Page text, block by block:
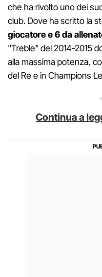
che ha rivolto uno dei
club. Dove ha scritto la
giocatore e 6 da
"Treble" del 2014-2015
alla massima potenza,
del Re e in Champions
Continua a